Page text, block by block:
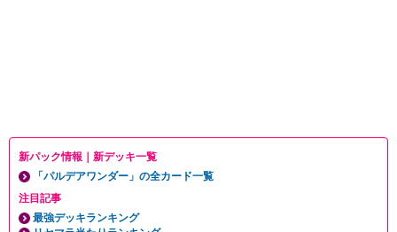
新パック情報｜新デッキ一覧
「パルデアワンダー」の全カード一覧
注目記事
最強デッキランキング